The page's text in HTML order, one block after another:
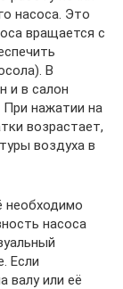
насоса. Это
вращается с
В
и в салон
При нажатии на
возрастает,
воздуха в
необходимо
насоса
Если
валу или её